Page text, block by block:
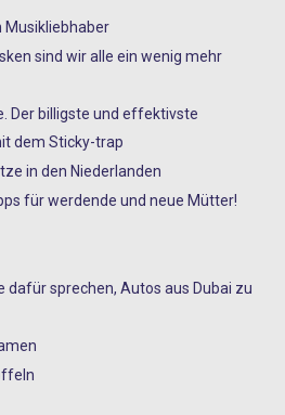
Musikliebhaber
sind wir alle ein wenig mehr
Der billigste und effektivste
dem Sticky-trap
in den Niederlanden
für werdende und neue Mütter!
dafür sprechen, Autos aus Dubai zu